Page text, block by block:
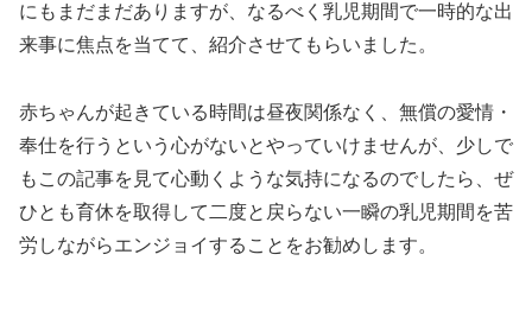
にもまだまだありますが、なるべく乳児期間で一時的な出
来事に焦点を当てて、紹介させてもらいました。
赤ちゃんが起きている時間は昼夜関係なく、無償の愛情・
奉仕を行うという心がないとやっていけませんが、少しで
もこの記事を見て心動くような気持になるのでしたら、ぜ
ひとも育休を取得して二度と戻らない一瞬の乳児期間を苦
労しながらエンジョイすることをお勧めします。